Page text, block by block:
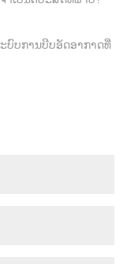
ບົບການບີບອັດອາກາດທີ່